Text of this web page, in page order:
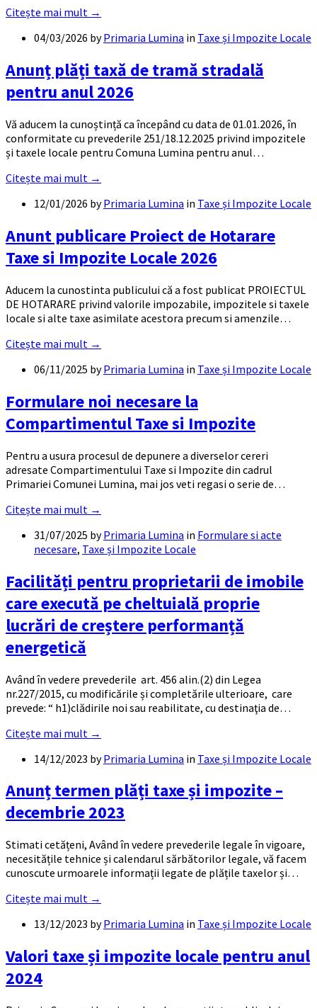
Citește mai mult →
04/03/2026 byPrimaria Lumina in Taxe și Impozite Locale
Anunț plăți taxă de tramă stradală
pentru anul 2026
Vă aducem la cunoștință ca începând cu data de 01.01.2026, în
conformitate cu prevederile 251/18.12.2025 privind impozitele
și taxele locale pentru Comuna Lumina pentru anul…
Citește mai mult →
12/01/2026 byPrimaria Lumina in Taxe și Impozite Locale
Anunt publicare Proiect de Hotarare
Taxe si Impozite Locale 2026
Aducem la cunostinta publicului că a fost publicat PROIECTUL
DE HOTARARE privind valorile impozabile, impozitele si taxele
locale si alte taxe asimilate acestora precum si amenzile…
Citește mai mult →
06/11/2025 byPrimaria Lumina in Taxe și Impozite Locale
Formulare noi necesare la
Compartimentul Taxe si Impozite
Pentru a usura procesul de depunere a diverselor cereri
adresate Compartimentului Taxe si Impozite din cadrul
Primariei Comunei Lumina, mai jos veti regasi o serie de…
Citește mai mult →
31/07/2025 byPrimaria Lumina in Formulare si acte
necesare, Taxe și Impozite Locale
Facilități pentru proprietarii de imobile
care execută pe cheltuială proprie
lucrări de creștere performanță
energetică
Având în vedere prevederile art. 456 alin.(2) din Legea
nr.227/2015, cu modificările și completările ulterioare, care
prevede: “ h1)clădirile noi sau reabilitate, cu destinaţia de…
Citește mai mult →
14/12/2023 byPrimaria Lumina in Taxe și Impozite Locale
Anunț termen plăți taxe și impozite –
decembrie 2023
Stimati cetățeni, Având în vedere prevederile legale în vigoare,
necesitățile tehnice și calendarul sărbătorilor legale, vă facem
cunoscute urmoarele informații legate de plățile taxelor și…
Citește mai mult →
13/12/2023 byPrimaria Lumina in Taxe și Impozite Locale
Valori taxe și impozite locale pentru anul
2024